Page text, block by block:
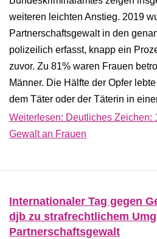
weiteren leichten Anstieg. 2019
Partnerschaftsgewalt in den
polizeilich erfasst, knapp ein
zuvor. Zu 81% waren Frauen
Männer. Die Hälfte der Opfer
dem Täter oder der Täterin in
Weiterlesen: Deutliches Zeichen:
Gewalt an Frauen
Internationaler Tag gegen
djb zu strafrechtlichem
Partnerschaftsgewalt